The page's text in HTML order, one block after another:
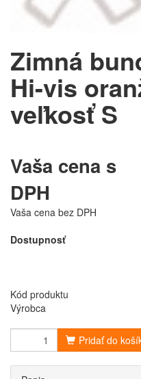
Zimná
Hi-vis
veľkosť S
Vaša cena s
DPH
Vaša cena bez DPH
Dostupnosť
Kód produktu
Výrobca
Pridať do